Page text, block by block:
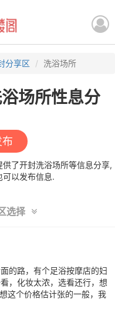
分享区 洗浴场所
场所性息分
布
了开封洗浴场所等信息分享,
以发布信息.
选择
的路，有个足浴按摩店的妇
，化妆太浓，选看还行，想
这个价格估计张的一般，我